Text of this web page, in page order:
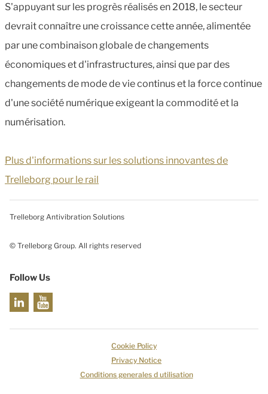
S'appuyant sur les progrès réalisés en 2018, le secteur
devrait connaître une croissance cette année, alimentée
par une combinaison globale de changements
économiques et d'infrastructures, ainsi que par des
changements de mode de vie continus et la force continue
d'une société numérique exigeant la commodité et la
numérisation.
Plus d'informations sur les solutions innovantes de
Trelleborg pour le rail
Trelleborg Antivibration Solutions
© Trelleborg Group. All rights reserved
Follow Us
Cookie Policy
Privacy Notice
Conditions generales d utilisation